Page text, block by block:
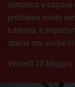
climatico e capace
problema molto
tutelarla, è
specie ma anche
venerdì 20